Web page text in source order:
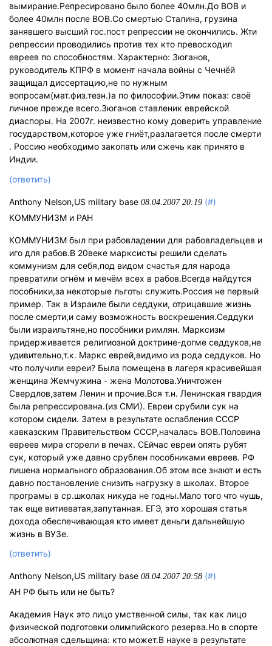
вымирание.Репресировано было более 40млн.До ВОВ и
более 40млн после ВОВ.Со смертью Сталина, грузина
занявшего высший гос.пост репрессии не окончились. Жти
репрессии проводились против тех кто превосходил
евреев по способностям. Характерно: Зюганов,
руководитель КПРФ в момент начала войны с Чечнёй
защищал диссертацию,не по нужным
вопросам(мат.физ.тезн.)а по философии.Этим показ: своё
личное прежде всего.Зюганов ставленик еврейской
диаспоры. На 2007г. неизвестно кому доверить управление
государством,которое уже гниёт,разлагается после смерти
. Россию необходимо закопать или сжечь как принято в
Индии.
(ответить)
Anthony Nelson,US military base 08.04.2007 20:19 (#)
КОММУНИЗМ и РАН
КОММУНИЗМ был при рабовладении для рабовладельцев и
иго для рабов.В 20веке марксисты решили сделать
коммунизм для себя,под видом счастья для народа
превратили огнём и мечём всех в рабов.Всегда найдутся
пособники,за некоторые льготы служить.Россия не первый
пример. Так в Израиле были седдуки, отрицавшие жизнь
после смерти,и саму возможность воскрешения.Седдуки
были израильтяне,но пособники римлян. Марксизм
придерживается религиозной доктрине-догме седдуков,не
удивительно,т.к. Маркс еврей,видимо из рода седдуков. Но
что получили евреи? Была помещена в лагеря красивейшая
женщина Жемчужина - жена Молотова.Уничтожен
Свердлов,затем Ленин и прочие.Вся т.н. Ленинская гвардия
была репрессирована.(из СМИ). Евреи срубили сук на
котором сидели. Затем в результате ослабления СССР
кавказским Правительством СССР,началась ВОВ.Половина
евреев мира сгорели в печах. СЕйчас евреи опять рубят
сук, который уже давно срублен пособниками евреев. РФ
лишена нормального образования.Об этом все знают и есть
давно постановление снизить нагрузку в школах. Второе
програмы в ср.школах никуда не годны.Мало того что чушь,
так еще витиеватая,запутанная. ЕГЭ, это хорошая статья
дохода обеспечивающая кто имеет деньги дальнейшую
жизнь в ВУЗе.
(ответить)
Anthony Nelson,US military base 08.04.2007 20:58 (#)
АН РФ быть или не быть?
Академия Наук это лицо умственной силы, так как лицо
физической подготовки олимпийского резерва.Но в спорте
абсолютная сдельщина: кто может.В науке в результате